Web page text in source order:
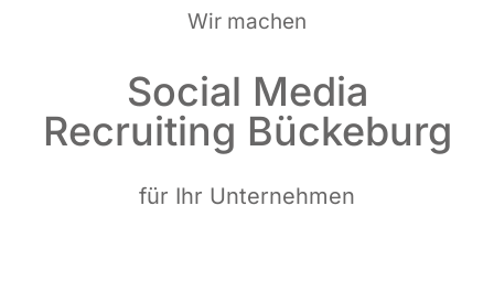
Leis­tun­gen
Wir machen
Social Media
Recrui­ting Bückeburg
für Ihr Unternehmen